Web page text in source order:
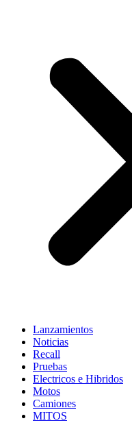
Lanzamientos
Noticias
Recall
Pruebas
Electricos e Hibridos
Motos
Camiones
MITOS